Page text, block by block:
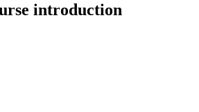
introduction